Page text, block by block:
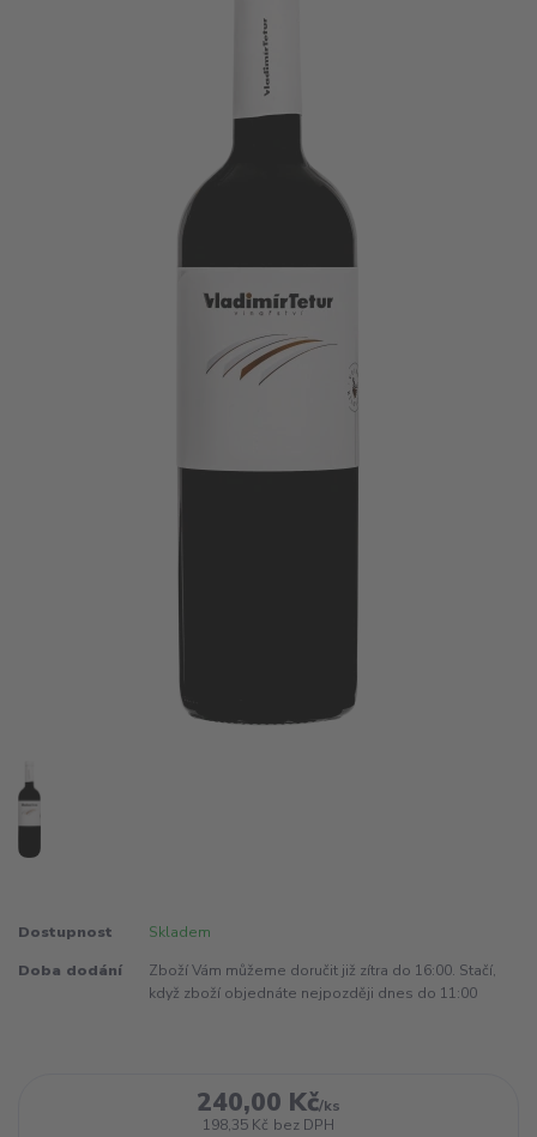
Dostupnost Skladem
Doba dodání
Zboží Vám můžeme doručit již zítra do 16:00. Stačí,
když zboží objednáte nejpozději dnes do 11:00
240,00 Kč/ks
198,35 Kč bez DPH